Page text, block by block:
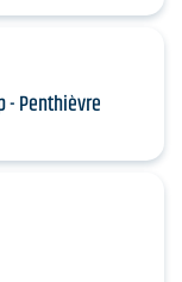
- Penthièvre